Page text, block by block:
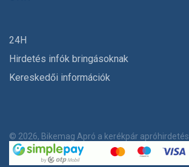
24H
Hirdetés infók bringásoknak
Kereskedői információk
© 2026, Bikemag Apró a kerékpár apróhirdetés